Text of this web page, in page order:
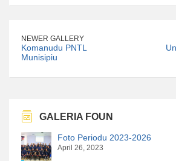
NEWER GALLERY
Komanudu PNTL
Munisipiu
GALERIA FOUN
Foto Periodu 2023-2026
April 26, 2023